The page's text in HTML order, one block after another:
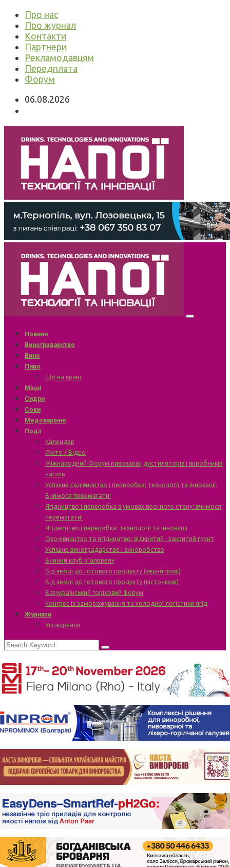
Про нас
Про журнал
Контакти
Партнери
Рекламодавцям
Передплата
Форум
06.08.2026
Новини
Виноградарство
Вино
Пиво
Що на крані
Міцні
Сидри
Соки
Медоваріння
Події
Календар
Фото / Відео
Міжнародний Форум пивоварів, дистиляторів і виробників
напоїв
Успішне садівництво і переробка: технології та інновації.
Вчимося перемагати!
Ягідництво і переробка в умовах воєнного стану: вчимося
перемагати!
Ягідництво і переробка: технології та інновації
Овочівництво та ягідництво: відкритий і закритий ґрунт
Успішне виноградарство і виноробство
Винний клуб «Галерея»
Від землі до готового продукту (зерняткові)
Від землі до готового продукту (кісточкові)
Всеукраїнський горіховий форум
Конгрес із заморожування та холодної логістики ягід
Журнали
Усі журнали